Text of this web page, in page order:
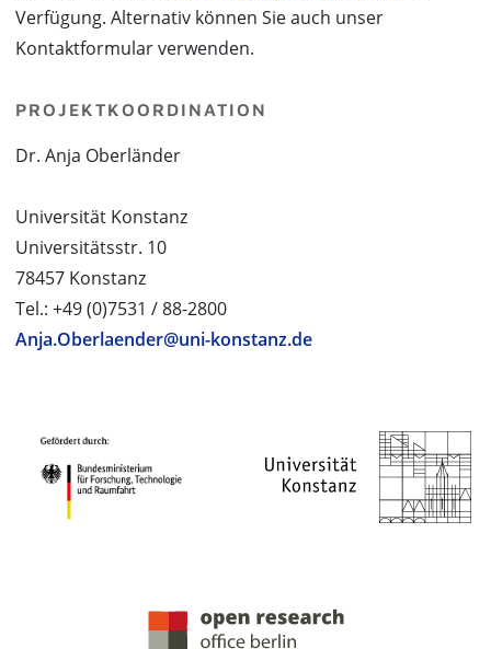
Verfügung. Alternativ können Sie auch unser
Kontaktformular verwenden.
PROJEKTKOORDINATION
Dr. Anja Oberländer
Universität Konstanz
Universitätsstr. 10
78457 Konstanz
Tel.: +49 (0)7531 / 88-2800
Anja.Oberlaender@uni-konstanz.de